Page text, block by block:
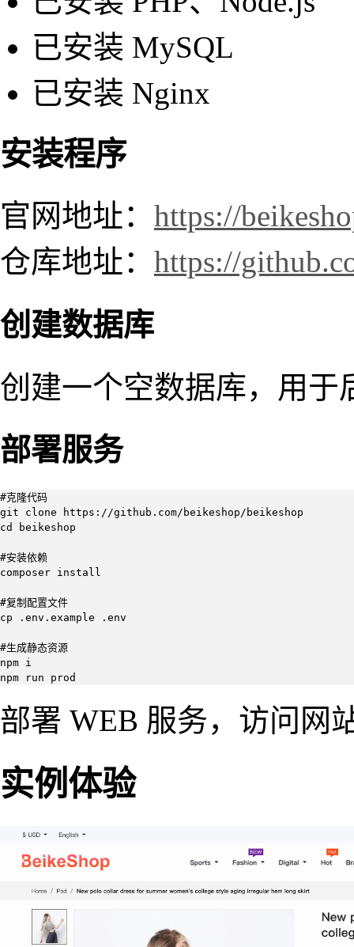
已安装 MySQL
已安装 Nginx
安装程序
官网地址： https://
仓库地址： https://
创建数据库
创建一个空数据库，用于
部署服务
#克隆代码
git clone https://github.com/beikeshop/beikeshop
cd beikeshop
#安装依赖
composer install
#复制配置文件
cp .env.example .env
#生成静态资源
npm i
npm run prod
部署 WEB 服务，访问网
实例体验